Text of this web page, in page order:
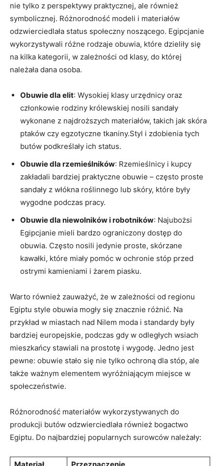
nie tylko z ⁢perspektywy praktycznej, ale również
symbolicznej. Różnorodność ‍modeli i materiałów
odzwierciedlała ‍status społeczny noszącego.⁣ Egipcjanie‌
wykorzystywali ​różne rodzaje ‍obuwia, które dzieliły ‌się
na kilka ⁤kategorii, w zależności od klasy, do której⁣
należała dana​ osoba.
Obuwie dla elit:​ Wysokiej klasy ‍urzędnicy oraz
członkowie rodziny królewskiej nosili sandały​
wykonane z⁣ najdroższych materiałów, takich jak skóra
ptaków czy egzotyczne tkaniny.Styl ​i zdobienia tych
butów podkreślały ich status.
Obuwie dla rzemieślników: Rzemieślnicy i kupcy
⁣zakładali ‍bardziej praktyczne ⁤obuwie – często proste
sandały⁢ z włókna roślinnego lub ‌skóry,⁣ które ⁢były⁤
wygodne podczas pracy.
Obuwie dla niewolników‍ i robotników: Najubożsi
Egipcjanie mieli bardzo ograniczony dostęp do
⁤obuwia. Często nosili jedynie proste,‌ skórzane
kawałki, które⁣ miały pomóc w‍ ochronie stóp przed
ostrymi kamieniami i żarem piasku.
Warto również zauważyć, że w zależności od regionu
Egiptu style obuwia mogły się znacznie różnić. Na
przykład w miastach nad Nilem moda i standardy były
bardziej europejskie, podczas gdy w‌ odległych wsiach
mieszkańcy stawiali ⁤na prostotę ​i wygodę. Jedno jest
pewne: obuwie stało się⁢ nie tylko ochroną dla stóp, ale
także ważnym elementem ⁣wyróżniającym miejsce w
społeczeństwie.
Różnorodność⁢ materiałów wykorzystywanych do
produkcji butów odzwierciedlała również bogactwo
Egiptu. ‍Do najbardziej⁢ popularnych surowców należały: